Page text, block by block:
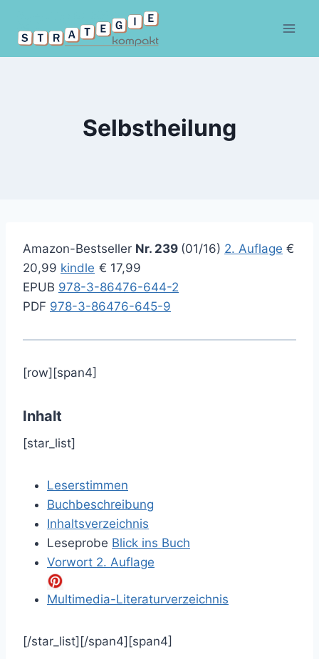
Inhalt
springen
Selbstheilung
Amazon-Bestseller Nr. 239 (01/16) 2. Auflage €
20,99 kindle € 17,99
EPUB 978-3-86476-644-2
PDF 978-3-86476-645-9
[row][span4]
Inhalt
[star_list]
Leserstimmen
Buchbeschreibung
Inhaltsverzeichnis
Leseprobe Blick ins Buch
Vorwort 2. Auflage
Multimedia-Literaturverzeichnis
[/star_list][/span4][span4]